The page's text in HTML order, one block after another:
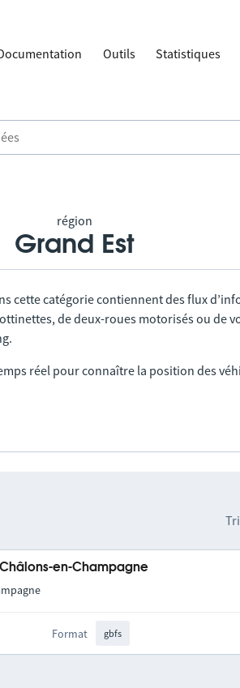
Outils Statistiques
région
Grand Est
cette catégorie contiennent des flux
de deux-roues motorisés ou de
réel pour connaître la position des
Châlons-en-Champagne
Format gbfs